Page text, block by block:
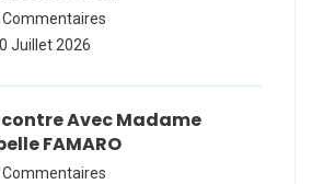
Commentaires
Juillet 2026
Avec Madame
FAMARO
Commentaires